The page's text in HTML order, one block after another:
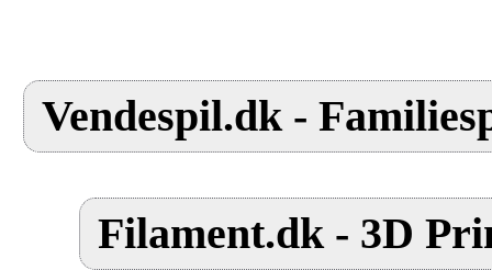
Vendespil.dk -
Filament.dk - 3D